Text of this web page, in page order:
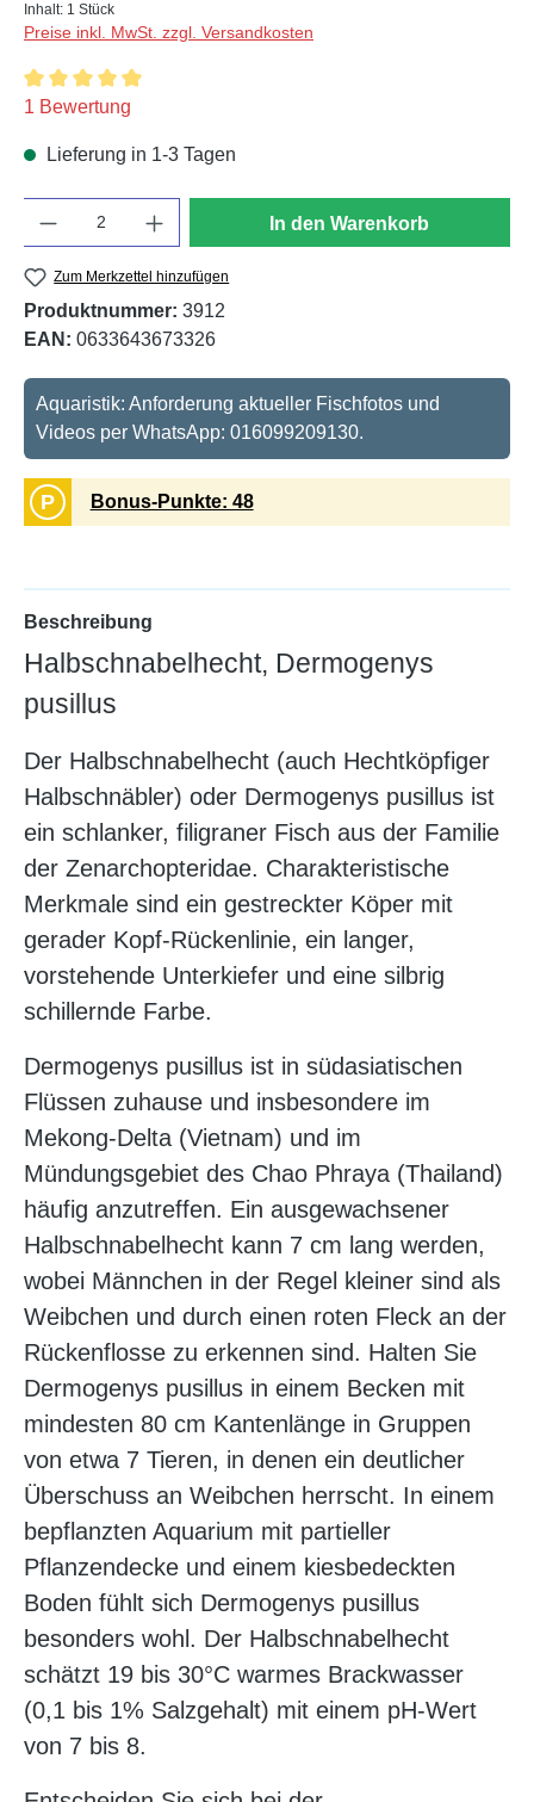
Inhalt: 1 Stück
Preise inkl. MwSt. zzgl. Versandkosten
Durchschnittliche Bewertung von 5 von 5 Sternen
1 Bewertung
Lieferung in 1-3 Tagen
In den Warenkorb
Zum Merkzettel hinzufügen
Produktnummer: 3912
EAN: 0633643673326
Aquaristik: Anforderung aktueller Fischfotos und
Videos per WhatsApp: 016099209130.
P Bonus-Punkte: 48
Beschreibung
Halbschnabelhecht, Dermogenys
pusillus
Der Halbschnabelhecht (auch Hechtköpfiger
Halbschnäbler) oder Dermogenys pusillus ist
ein schlanker, filigraner Fisch aus der Familie
der Zenarchopteridae. Charakteristische
Merkmale sind ein gestreckter Köper mit
gerader Kopf-Rückenlinie, ein langer,
vorstehende Unterkiefer und eine silbrig
schillernde Farbe.
Dermogenys pusillus ist in südasiatischen
Flüssen zuhause und insbesondere im
Mekong-Delta (Vietnam) und im
Mündungsgebiet des Chao Phraya (Thailand)
häufig anzutreffen. Ein ausgewachsener
Halbschnabelhecht kann 7 cm lang werden,
wobei Männchen in der Regel kleiner sind als
Weibchen und durch einen roten Fleck an der
Rückenflosse zu erkennen sind. Halten Sie
Dermogenys pusillus in einem Becken mit
mindesten 80 cm Kantenlänge in Gruppen
von etwa 7 Tieren, in denen ein deutlicher
Überschuss an Weibchen herrscht. In einem
bepflanzten Aquarium mit partieller
Pflanzendecke und einem kiesbedeckten
Boden fühlt sich Dermogenys pusillus
besonders wohl. Der Halbschnabelhecht
schätzt 19 bis 30°C warmes Brackwasser
(0,1 bis 1% Salzgehalt) mit einem pH-Wert
von 7 bis 8.